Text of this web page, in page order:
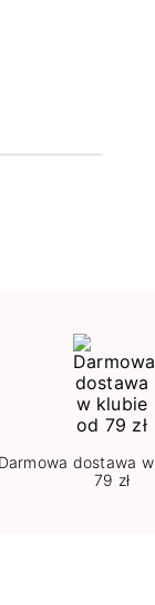
Darmowa dostawa
79 zł